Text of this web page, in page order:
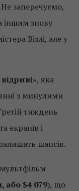
заперечуємо,
іншим знову
Візлі, але у
», яка
з минулими
тиждень
екранів і
шансів.
або $4 079), що